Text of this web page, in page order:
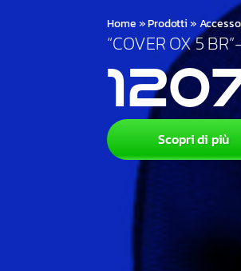
Home»Prodotti»
“COVER OX 5
Scopri di più